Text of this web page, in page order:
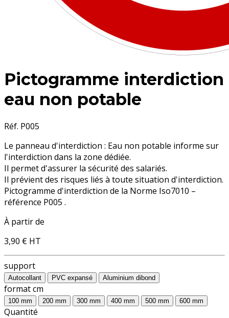
Pictogramme interdiction
eau non potable
Réf. P005
Le panneau d'interdiction : Eau non potable informe sur
l'interdiction dans la zone dédiée.
Il permet d'assurer la sécurité des salariés.
Il prévient des risques liés à toute situation d'interdiction.
Pictogramme d'interdiction de la Norme Iso7010 –
référence P005 .
À partir de
3,90 € HT
support
Autocollant PVC expansé Aluminium dibond
format cm
100 mm 200 mm 300 mm 400 mm 500 mm 600 mm
Quantité